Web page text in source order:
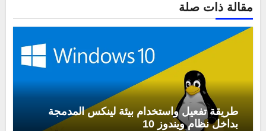
مقالة ذات صلة
طريقة تفعيل واستخدام بيئة لينكس المدمجة
بداخل نظام ويندوز 10